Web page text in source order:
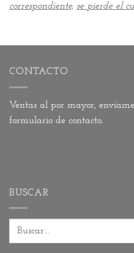
correspondiente, se pierde el
CONTACTO
Ventas al por mayor,
formulario de contacto.
BUSCAR